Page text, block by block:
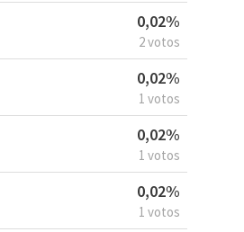
0,02%
2 votos
0,02%
1 votos
0,02%
1 votos
0,02%
1 votos